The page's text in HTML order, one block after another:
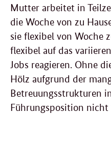
Mutter arbeitet in
die Woche von zu
sie flexibel von Woche
flexibel auf das
Jobs reagieren. Ohne
Hölz aufgrund der
Betreuungsstrukturen
Führungsposition